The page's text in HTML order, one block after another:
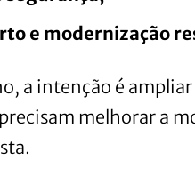
e modernização
a intenção é
melhorar a